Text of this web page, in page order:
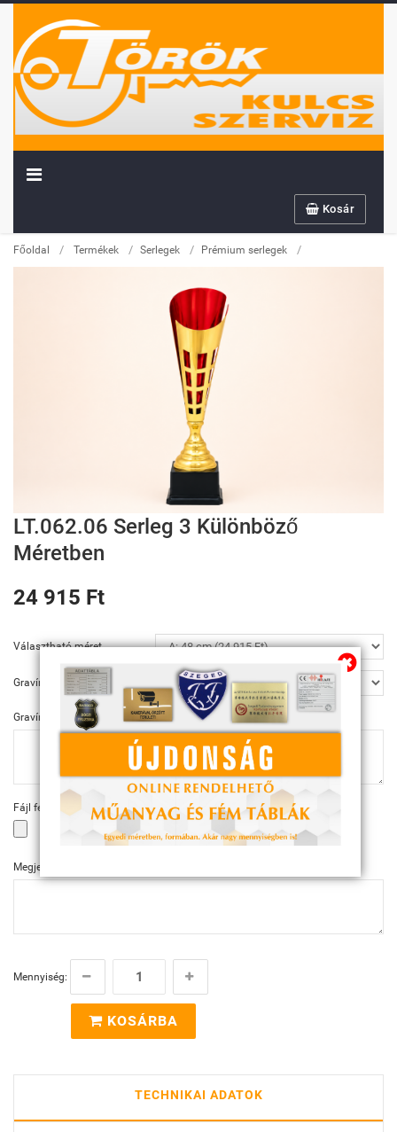
Kosár
Főoldal / Termékek / Serlegek / Prémium serlegek /
LT.062.06 Serleg 3 Különböző
Méretben
24 915 Ft
Választható méret
Gravírozás
Gravírozás szövege
Fájl feltöltése
Megjegyzés
Mennyiség:
KOSÁRBA
TECHNIKAI ADATOK
címre várjuk kedves régi és új ügyfeleink
megrendeléseit.
Megszűnő email címünk: kulcsszerviz@tiszanet.hu